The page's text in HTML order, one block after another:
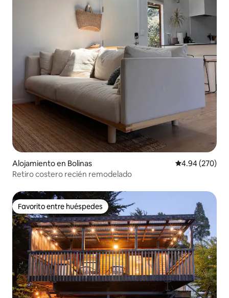
Alojamiento en Bolinas Calificación
4.94 (270)
Retiro costero recién remodelado
Favorito entre huéspedes
Favorito entre huéspedes